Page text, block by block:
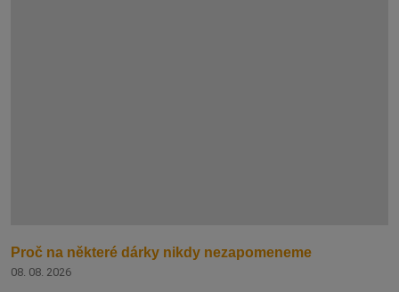
Proč na některé dárky nikdy nezapomeneme
08. 08. 2026